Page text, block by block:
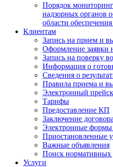
Порядок
надзорных органов
области
Клиентам
Запись на прием и
Оформление заявки
Запись на поверку
Информация о
Сведения о
Правила приема и
Электронный
Тарифы
Предоставление КП
Заключение договора
Электронные формы
Приостановленные
Важные объявления
Поиск нормативных
Услуги